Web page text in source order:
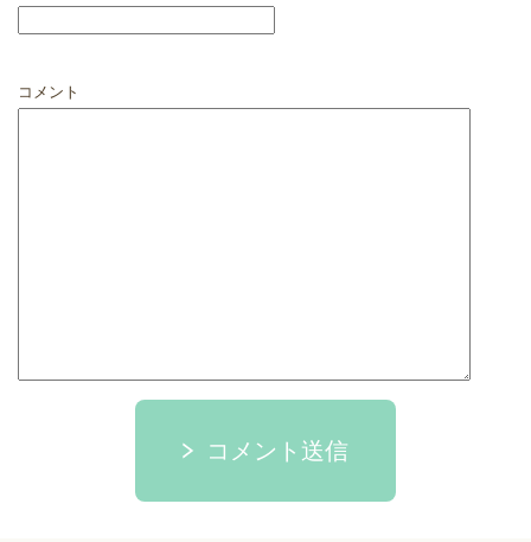
コメント
コメント送信